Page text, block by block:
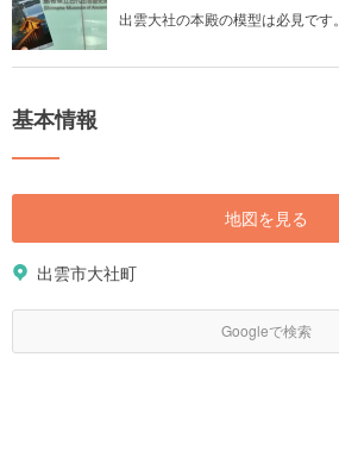
出雲大社の本殿の模型は必見です。
基本情報
地図を見る
出雲市大社町
Googleで検索